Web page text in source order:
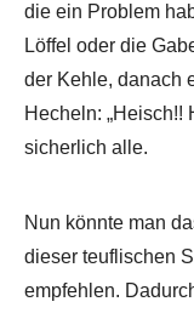
die ein Problem
Löffel oder die
der Kehle, danach
Hecheln: „Heisch!!
sicherlich alle.
Nun könnte man
dieser teuflischen
empfehlen.